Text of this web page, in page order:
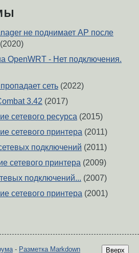
не поднимает AP после
(2020)
OpenWRT - Нет подключения.
сеть (2022)
3.42 (2017)
сетевого ресурса (2015)
сетевого принтера (2011)
подключений (2011)
сетевого принтера (2009)
подключений... (2007)
сетевого принтера (2001)
Вверх
- Разметка Markdown